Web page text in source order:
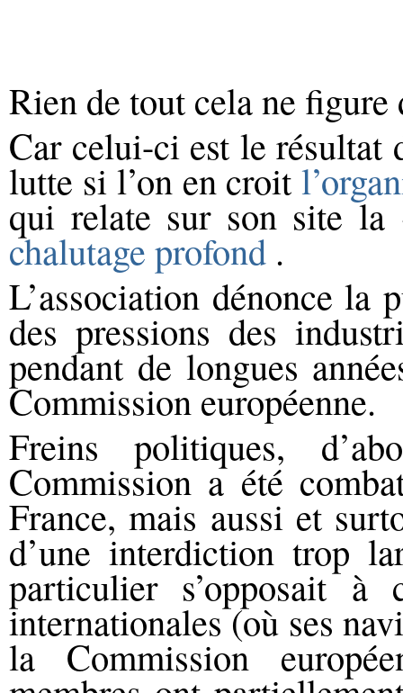
Rien de tout cela ne
Car celui-ci est le résultat
lutte si l’on en croit
qui relate sur son site
chalutage profond .
L’association dénonce la
des pressions des
pendant de longues
Commission européenne.
Freins politiques,
Commission a été
France, mais aussi et
d’une interdiction trop
particulier s’opposait à
internationales (où ses
la Commission